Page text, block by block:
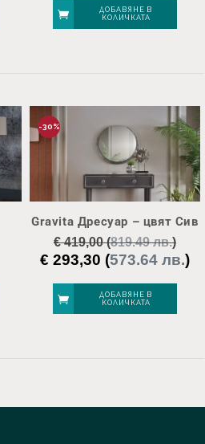
ДОБАВЯНЕ В
КОЛИЧКАТА
-30%
Gravita Дресуар – цвят Сив
€419,00(819.49 лв.)
Original
was:
€ 419,00.
€ 293,30 (573.64 лв.)
ДОБАВЯНЕ В
КОЛИЧКАТА